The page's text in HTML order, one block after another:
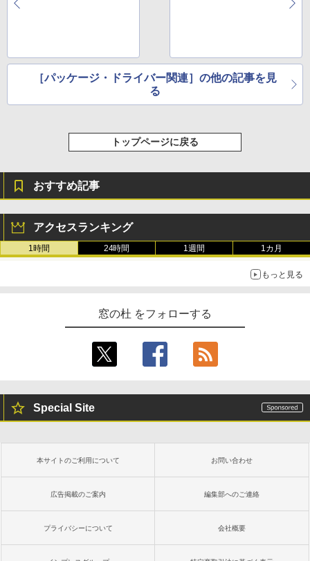
［パッケージ・ドライバー関連］の他の記事を見
る
トップページに戻る
おすすめ記事
アクセスランキング
1時間 24時間 1週間 1カ月
もっと見る
窓の杜 をフォローする
Special Site
本サイトのご利用について お問い合わせ
広告掲載のご案内 編集部へのご連絡
プライバシーについて 会社概要